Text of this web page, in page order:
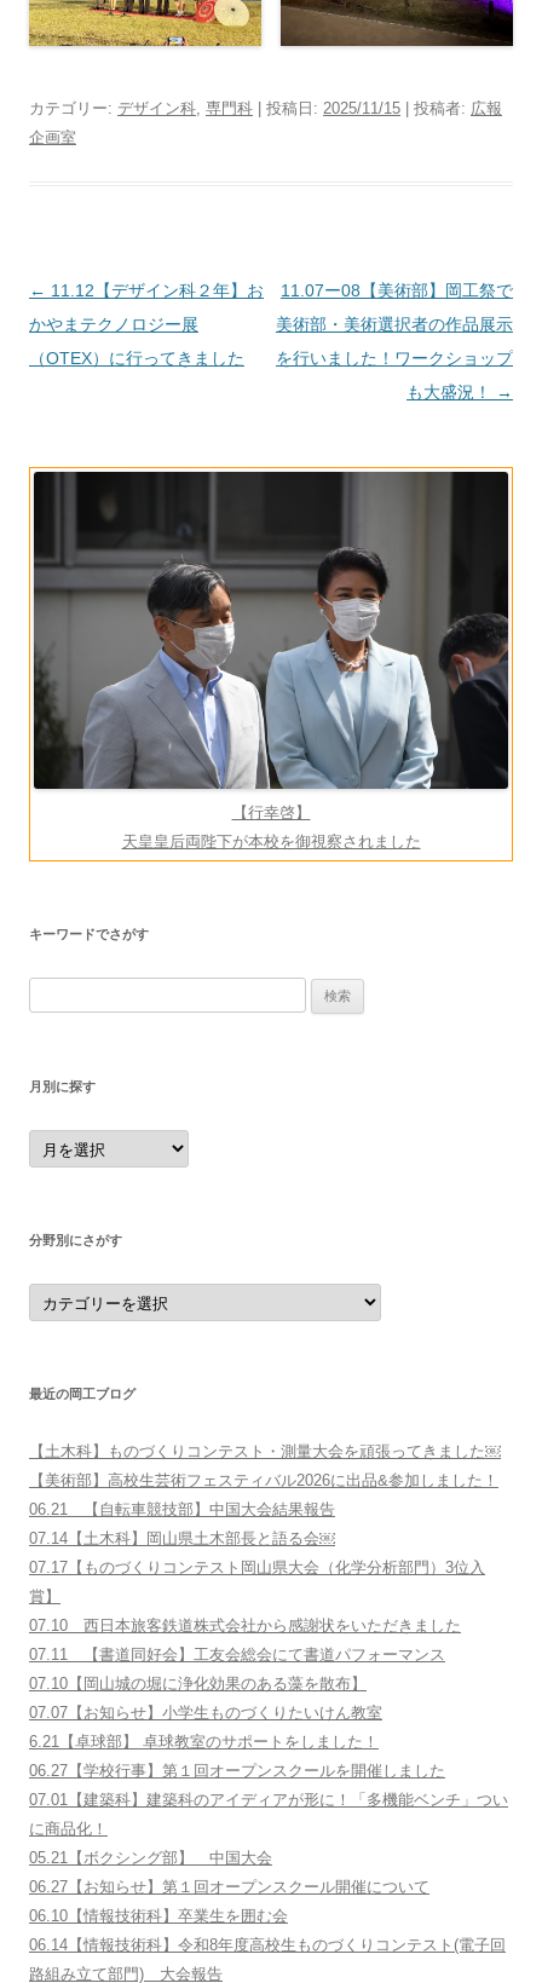
カテゴリー: デザイン科, 専門科 | 投稿日: 2025/11/15 投稿者: 広報
企画室
投
稿
ナ
ン
← 11.12【デザイン科２年】お
かやまテクノロジー展
（OTEX）に行ってきました
11.07ー08【美術部】岡工祭で
美術部・美術選択者の作品展示
を行いました！ワークショップ
も大盛況！
→
【行幸啓】
天皇皇后両陛下が本校を御視察されました
キーワードでさがす
索:
月別に探す
月
別
に
分野別にさがす
分
野
別
す
最近の岡工ブログ
【土木科】ものづくりコンテスト・測量大会を頑張ってきました￼
【美術部】高校生芸術フェスティバル2026に出品&参加しました！
06.21 【自転車競技部】中国大会結果報告
07.14【土木科】岡山県土木部長と語る会￼
07.17【ものづくりコンテスト岡山県大会（化学分析部門）3位入
賞】
07.10 西日本旅客鉄道株式会社から感謝状をいただきました
07.11 【書道同好会】工友会総会にて書道パフォーマンス
07.10【岡山城の堀に浄化効果のある藻を散布】
07.07【お知らせ】小学生ものづくりたいけん教室
6.21【卓球部】 卓球教室のサポートをしました！
06.27【学校行事】第１回オープンスクールを開催しました
07.01【建築科】建築科のアイディアが形に！「多機能ベンチ」つい
に商品化！
05.21【ボクシング部】 中国大会
06.27【お知らせ】第１回オープンスクール開催について
06.10【情報技術科】卒業生を囲む会
06.14【情報技術科】令和8年度高校生ものづくりコンテスト(電子回
路組み立て部門) 大会報告